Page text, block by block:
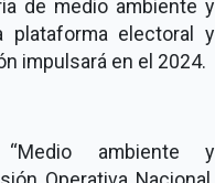
de medio ambiente y
plataforma electoral y
impulsará en el 2024.
ambiente y